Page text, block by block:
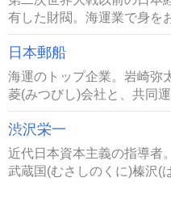
有した財閥。海運業で身を
日本郵船
海運のトップ企業。岩崎弥
菱(みつびし)会社と、共同
渋沢栄一
近代日本資本主義の指導者
武蔵国(むさしのくに)榛沢(